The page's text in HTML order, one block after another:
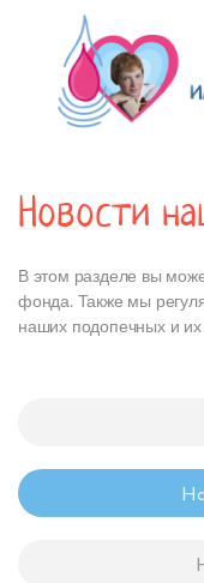
Новости
В этом разделе вы
фонда. Также мы
наших подопечных и их